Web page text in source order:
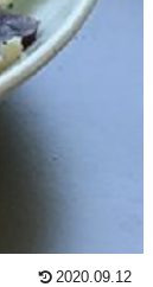
2020.09.12